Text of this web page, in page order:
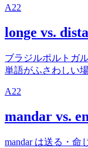
A22
longe vs.
ブラジルポルトガ
単語がふさわしい
A22
mandar vs.
mandar は送る・命